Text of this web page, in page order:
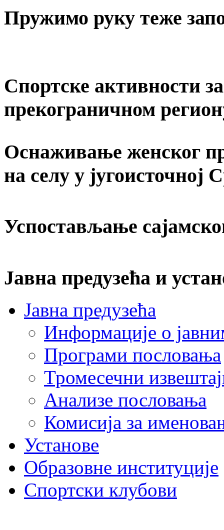
Пружимо руку теже
Спортске активности
прекограничном
Оснаживање женског
на селу у југоисточној
Успостављање
Јавна предузећа и
Јавна предузећа
Информације о
Програми пословања
Тромесечни
Анализе пословања
Комисија за
Установе
Образовне институције
Спортски клубови